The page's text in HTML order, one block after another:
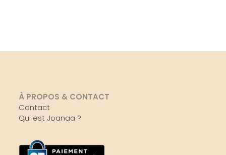
À PROPOS & CONTACT
Contact
Qui est Joanaa ?